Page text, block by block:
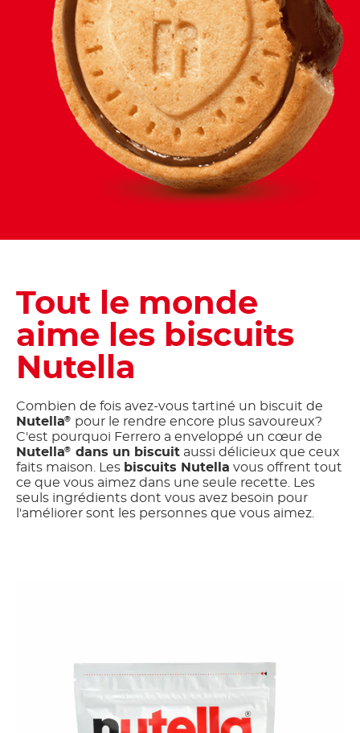
Tout le monde
aime les biscuits
Nutella
Combien de fois avez-vous tartiné un biscuit de
Nutella® pour le rendre encore plus savoureux?
C'est pourquoi Ferrero a enveloppé un cœur de
Nutella® dans un biscuit aussi délicieux que ceux
faits maison. Les biscuits Nutella vous offrent tout
ce que vous aimez dans une seule recette. Les
seuls ingrédients dont vous avez besoin pour
l'améliorer sont les personnes que vous aimez.